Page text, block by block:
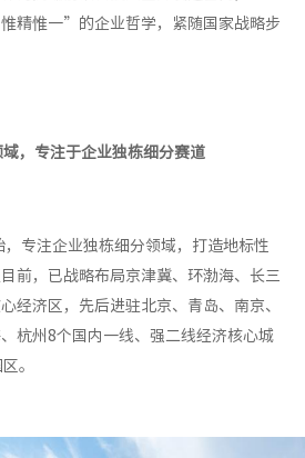
精惟一”的企业哲学，紧随国家战略步
，专注于企业独栋细分赛道
专注企业独栋细分领域，打造地标性
前，已战略布局京津冀、环渤海、长三
经济区，先后进驻北京、青岛、南京、
杭州8个国内一线、强二线经济核心城
。